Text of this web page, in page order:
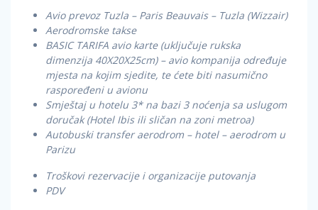
Avio prevoz Tuzla – Paris Beauvais – Tuzla (Wizzair)
Aerodromske takse
BASIC TARIFA avio karte (uključuje rukska
dimenzija 40X20X25cm) – avio kompanija određuje
mjesta na kojim sjedite, te ćete biti nasumično
raspoređeni u avionu
Smještaj u hotelu 3* na bazi 3 noćenja sa uslugom
doručak (Hotel Ibis ili sličan na zoni metroa)
Autobuski transfer aerodrom – hotel – aerodrom u
Parizu
Troškovi rezervacije i organizacije putovanja
PDV